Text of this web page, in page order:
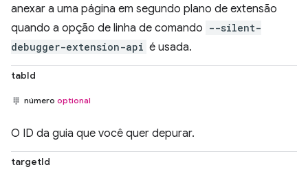
anexar a uma página em segundo plano de extensão
quando a opção de linha de comando --silent-
debugger-extension-api é usada.
tabId
número optional
O ID da guia que você quer depurar.
targetId